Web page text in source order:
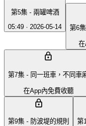
第5集 - 兩罐啤酒
05:49 · 2026-05-14 第6
第7集 - 同一班車，不同車
在App內免費收聽
第9集 - 防波堤的規則 第